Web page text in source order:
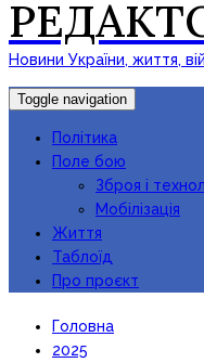
Новини України, життя,
Toggle navigation
Політика
Поле бою
Зброя і
Мобілізація
Життя
Таблоїд
Про проєкт
Головна
2025